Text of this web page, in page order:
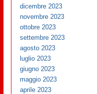
dicembre 2023
novembre 2023
ottobre 2023
settembre 2023
agosto 2023
luglio 2023
giugno 2023
maggio 2023
aprile 2023